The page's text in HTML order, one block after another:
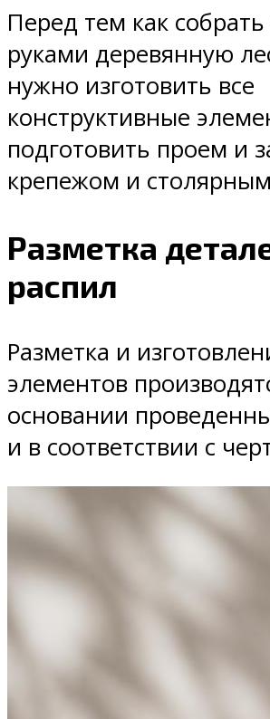
Перед тем как
руками деревянную
нужно изготовить все
конструктивные
подготовить проем и
крепежом и
Разметка
распил
Разметка и
элементов
основании
и в соответствии с